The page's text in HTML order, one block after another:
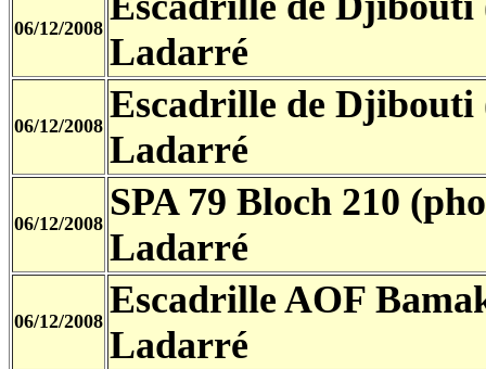
06/12/2008
Ladarré
06/12/2008 Escadrille de
Ladarré
06/12/2008 SPA 79 Bloch 210
Ladarré
06/12/2008 Escadrille AOF
Ladarré